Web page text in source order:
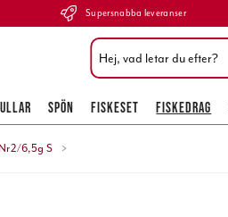
Supersnabba leveranser
SPÖN FISKESET FISKEDRAG
6,5g S